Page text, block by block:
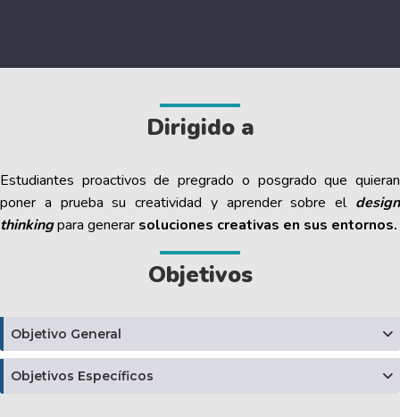
Dirigido a
Estudiantes proactivos de pregrado o posgrado que quieran
poner a prueba su creatividad y aprender sobre el design
thinkingpara generar soluciones creativas en sus entornos.
Objetivos
Objetivo General
Objetivos Específicos